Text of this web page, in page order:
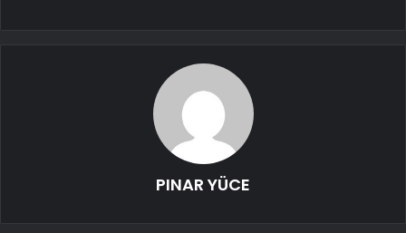
PINAR YÜCE